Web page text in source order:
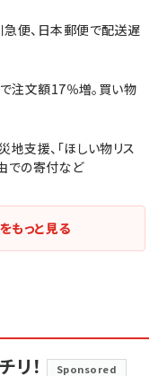
急便、日本郵便で配送遅
で注文額17％増。買い物
支援、「ほしい物リス
での寄付など
もっと見る
！ Sponsored